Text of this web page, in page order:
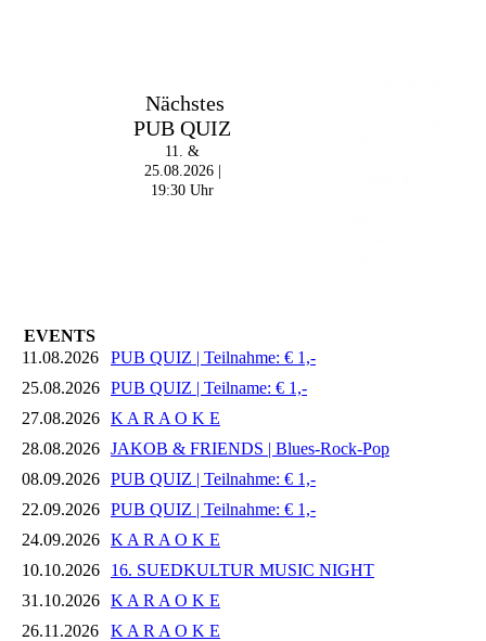
Nächstes
PUB QUIZ
11. &
25.08.2026 |
19:30 Uhr
EVENTS
11.08.2026
PUB QUIZ | Teilnahme: € 1,-
25.08.2026 PUB QUIZ | Teilname: € 1,-
27.08.2026 K A R A O K E
28.08.2026 JAKOB & FRIENDS | Blues-Rock-Pop
08.09.2026 PUB QUIZ | Teilnahme: € 1,-
22.09.2026 PUB QUIZ | Teilnahme: € 1,-
24.09.2026 K A R A O K E
10.10.2026
16. SUEDKULTUR MUSIC NIGHT
31.10.2026 K A R A O K E
26.11.2026
K A R A O K E